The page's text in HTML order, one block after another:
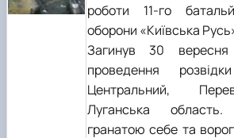
роботи 11-го
оборони «Київська
Загинув 30
проведення
Центральний,
Луганська
гранатою себе та